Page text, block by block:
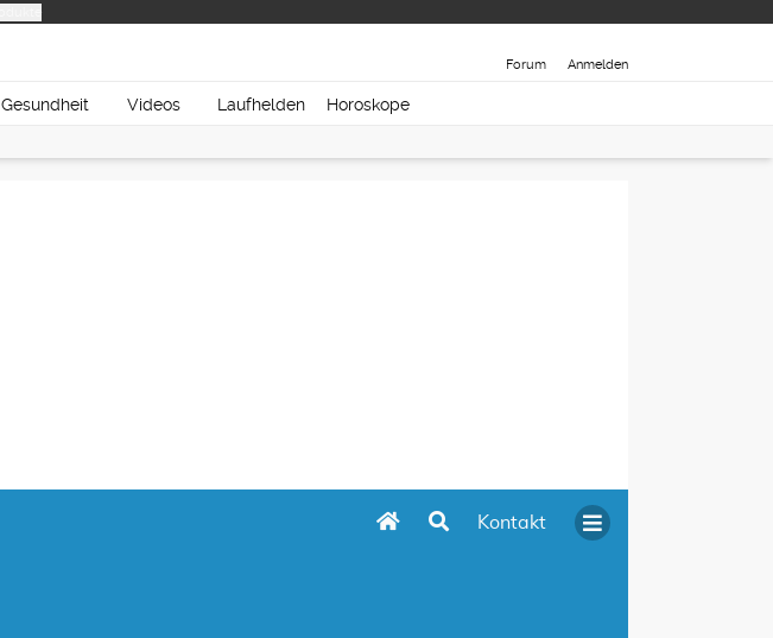
Forum Anmelden
Gesundheit Videos Laufhelden Horoskope
Kontakt